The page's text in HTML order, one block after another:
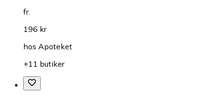
fr.
196 kr
hos Apoteket
+11 butiker